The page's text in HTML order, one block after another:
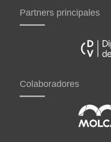
Partners principales
Colaboradores